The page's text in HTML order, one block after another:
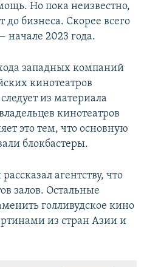
Но пока неизвестно,
бизнеса. Скорее всего
начале 2023 года.
западных компаний
кинотеатров
из материала
кинотеатров
это тем, что основную
блокбастеры.
агентству, что
залов. Остальные
голливудское кино
из стран Азии и